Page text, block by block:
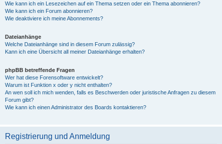
Wie kann ich ein Lesezeichen auf ein Thema setzen oder ein Thema abonnieren?
Wie kann ich ein Forum abonnieren?
Wie deaktiviere ich meine Abonnements?
Dateianhänge
Welche Dateianhänge sind in diesem Forum zulässig?
Kann ich eine Übersicht all meiner Dateianhänge erhalten?
phpBB betreffende Fragen
Wer hat diese Forensoftware entwickelt?
Warum ist Funktion x oder y nicht enthalten?
An wen soll ich mich wenden, falls es Beschwerden oder juristische Anfragen zu diesem
Forum gibt?
Wie kann ich einen Administrator des Boards kontaktieren?
Registrierung und Anmeldung